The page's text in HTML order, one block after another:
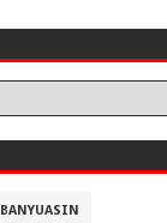
BANYUASIN